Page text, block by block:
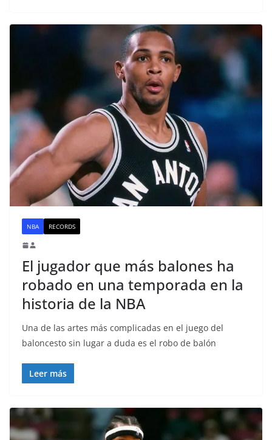
NBA RECORDS
El jugador que más balones ha
robado en una temporada en la
historia de la NBA
Una de las artes más complicadas en el juego del
baloncesto sin lugar a duda es el robo de balón
Leer más